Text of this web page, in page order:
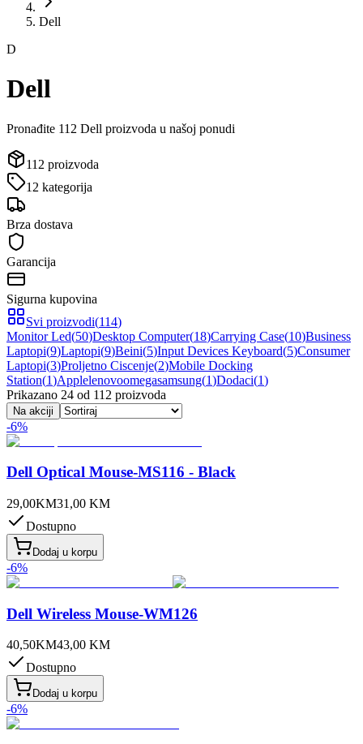
Dell
D
Dell
Pronađite 112 Dell proizvoda u našoj ponudi
112 proizvoda
12 kategorija
Brza dostava
Garancija
Sigurna kupovina
Svi proizvodi(114)
Monitor Led(50)Desktop Computer(18)Carrying Case(10)Business
Laptopi(9)Laptopi(9)Beini(5)Input Devices Keyboard(5)Consumer
Laptopi(3)Proljetno Ciscenje(2)Mobile Docking
Station(1)Applelenovoomegasamsung(1)Dodaci(1)
Prikazano 24 od 112 proizvoda
Na akciji
-6%
Dell Optical Mouse-MS116 - Black
29,00KM31,00 KM
Dostupno
Dodaj u korpu
-6%
Dell Wireless Mouse-WM126
40,50KM43,00 KM
Dostupno
Dodaj u korpu
-6%